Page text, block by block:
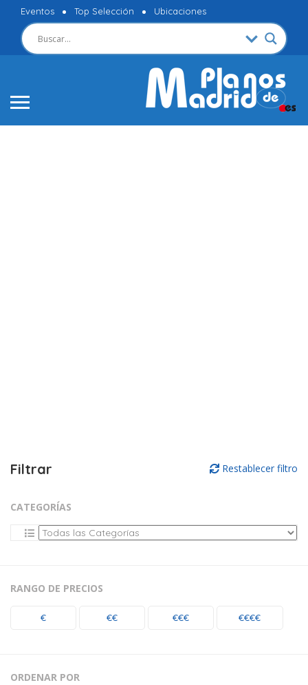
Eventos Top Selección Ubicaciones
Filtrar Restablecer filtro
CATEGORÍAS
RANGO DE PRECIOS
€ €€ €€€ €€€€
ORDENAR POR